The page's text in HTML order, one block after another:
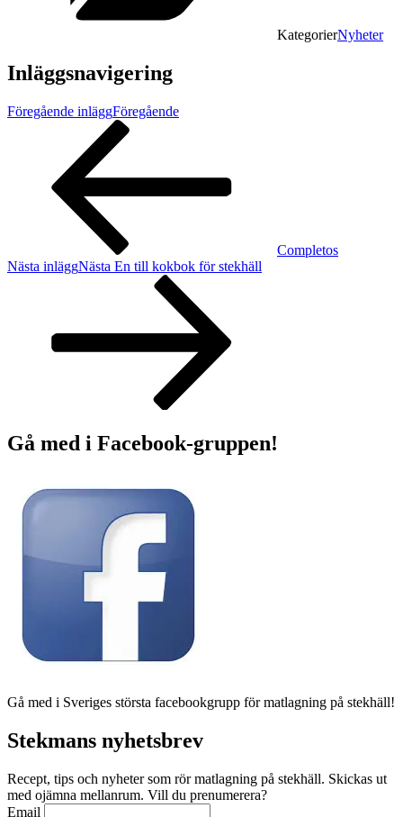
KategorierNyheter
Inläggsnavigering
Föregående inläggFöregående
Completos
Nästa inläggNästa En till kokbok för stekhäll
Gå med i Facebook-gruppen!
Gå med i Sveriges största facebookgrupp för matlagning på stekhäll!
Stekmans nyhetsbrev
Recept, tips och nyheter som rör matlagning på stekhäll. Skickas ut
med ojämna mellanrum. Vill du prenumerera?
Email